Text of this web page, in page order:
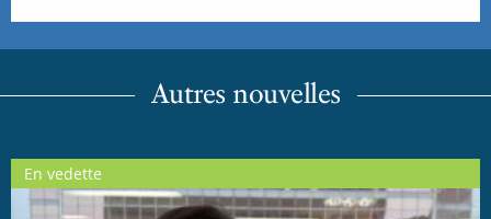
Autres nouvelles
En vedette